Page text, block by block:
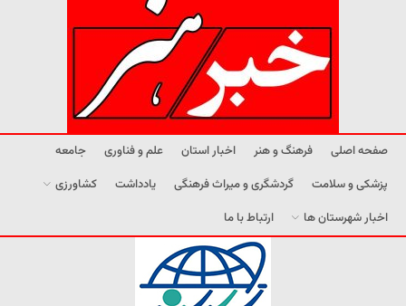
صفحه اصلی فرهنگ و هنر اخبار استان علم و فناوری
جامعه
پزشکی و سلامت
گردشگری و میراث فرهنگی یادداشت
کشاورزی
اخبار شهرستان ها
ارتباط با ما